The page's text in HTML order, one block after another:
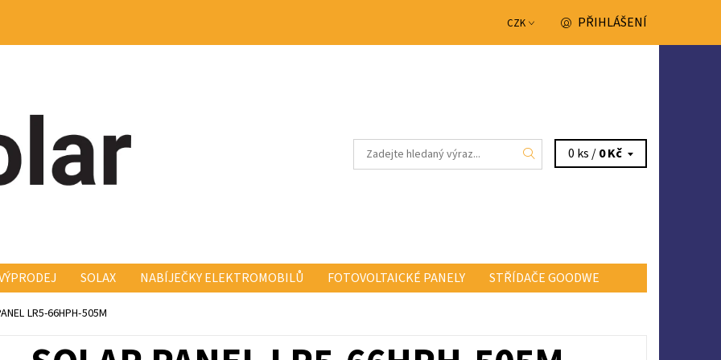
CZK PŘIHLÁŠENÍ
0 ks /0 Kč
SOLAX NABÍJEČKY ELEKTROMOBILŮ FOTOVOLTAICKÉ PANELY
STŘÍDAČE GOODWE
KONSTRUKCE FISCHER FISCH
LR5-66HPH-505M